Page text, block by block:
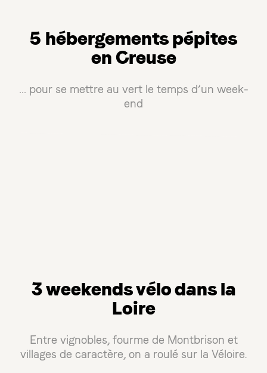
5 hébergements pépites
en Creuse
… pour se mettre au vert le temps d’un week-
end
3 weekends vélo dans la
Loire
Entre vignobles, fourme de Montbrison et
villages de caractère, on a roulé sur la Véloire.